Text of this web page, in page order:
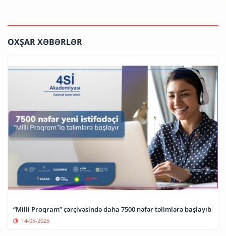
OXŞAR XƏBƏRLƏR
“Milli Proqram” çərçivəsində daha 7500 nəfər təlimlərə başlayıb
14-05-2025